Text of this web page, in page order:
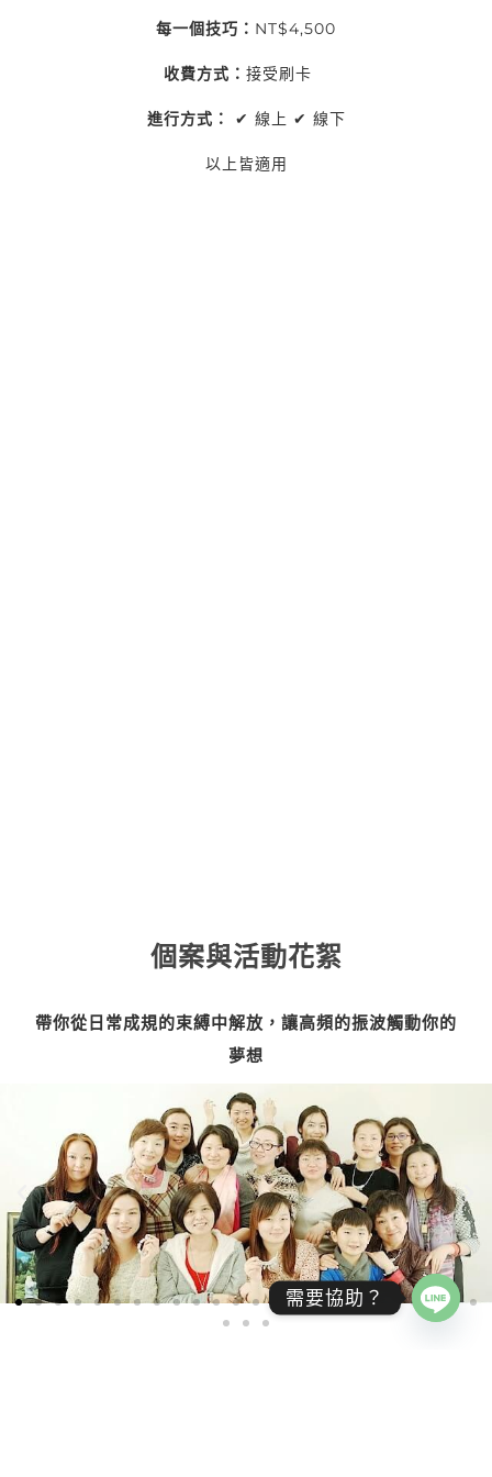
每一個技巧： NT$4,500
收費方式： 接受刷卡
進行方式： ✔ 線上 ✔ 線下
以上皆適用
個案與活動花絮
帶你從日常成規的束縛中解放，讓高頻的振波觸動你的
夢想
需要協助？